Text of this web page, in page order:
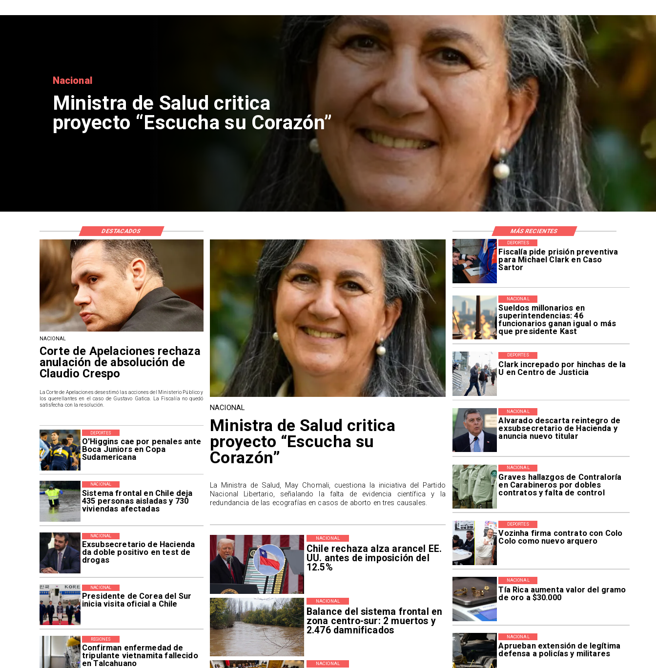
Corte de Apelaciones rechaza
anulación de absolución de
Claudio Crespo
Fiscalía pide prisión preventiva
para Michael Clark en Caso
Sartor
DEPORTES
Sueldos millonarios en
superintendencias: 46
funcionarios ganan igual o más
que presidente Kast
NACIONAL
Clark increpado por hinchas de la
U en Centro de Justicia
DEPORTES
Alvarado descarta reintegro de
exsubsecretario de Hacienda y
anuncia nuevo titular
NACIONAL
Graves hallazgos de Contraloría
en Carabineros por dobles
contratos y falta de control
NACIONAL
Vozinha firma contrato con Colo
Colo como nuevo arquero
DEPORTES
Tía Rica aumenta valor del gramo
de oro a $30.000
NACIONAL
Aprueban extensión de legítima
defensa a policías y militares
NACIONAL
O'Higgins cae por penales ante
Boca Juniors en Copa
Sudamericana
DEPORTES
Sistema frontal en Chile deja
435 personas aisladas y 730
viviendas afectadas
NACIONAL
Exsubsecretario de Hacienda
da doble positivo en test de
drogas
NACIONAL
Presidente de Corea del Sur
inicia visita oficial a Chile
NACIONAL
Confirman enfermedad de
tripulante vietnamita fallecido
en Talcahuano
REGIONES
Chile rechaza alza arancel EE.
UU. antes de imposición del
12.5%
NACIONAL
Balance del sistema frontal en
zona centro-sur: 2 muertos y
2.476 damnificados
NACIONAL
NACIONAL
NACIONAL
Corte de Apelaciones rechaza
anulación de absolución de
Claudio Crespo
La Corte de Apelaciones desestimó las acciones del Ministerio Público y
los querellantes en el caso de Gustavo Gatica. La Fiscalía no quedó
satisfecha con la resolución.
NACIONAL
Ministra de Salud critica
proyecto “Escucha su
Corazón”
La Ministra de Salud, May Chomali, cuestiona la iniciativa del Partido
Nacional Libertario, señalando la falta de evidencia científica y la
redundancia de las ecografías en casos de aborto en tres causales.
DESTACADOS MÁS RECIENTES